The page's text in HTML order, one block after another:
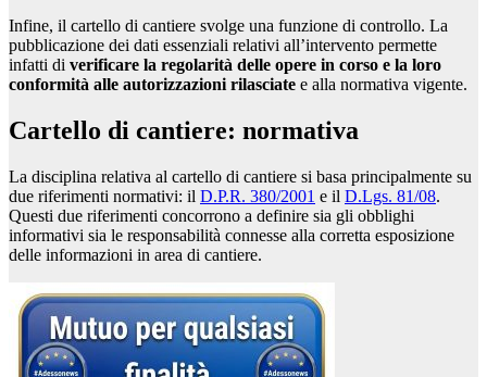
Infine, il cartello di cantiere svolge una funzione di controllo. La
pubblicazione dei dati essenziali relativi all’intervento permette
infatti di verificare la regolarità delle opere in corso e la loro
conformità alle autorizzazioni rilasciate e alla normativa vigente.
Cartello di cantiere: normativa
La disciplina relativa al cartello di cantiere si basa principalmente su
due riferimenti normativi: il D.P.R. 380/2001 e il D.Lgs. 81/08.
Questi due riferimenti concorrono a definire sia gli obblighi
informativi sia le responsabilità connesse alla corretta esposizione
delle informazioni in area di cantiere.